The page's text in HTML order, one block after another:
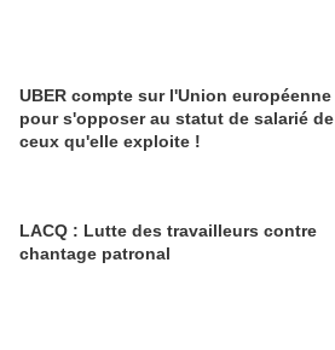
UBER compte sur l'Union européenne
pour s'opposer au statut de salarié de
ceux qu'elle exploite !
LACQ : Lutte des travailleurs contre
chantage patronal